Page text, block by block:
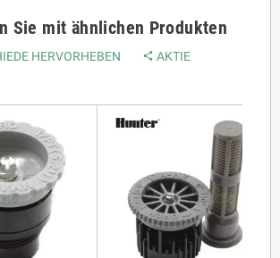
Sie mit ähnlichen Produkten
HERVORHEBEN
AKTIE